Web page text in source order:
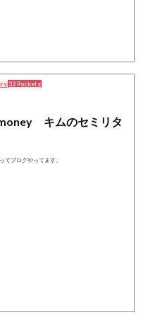
32 Pockets
キムのセミリタ
てブログやってます。